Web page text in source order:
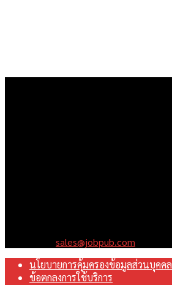
sales@jobpub.com
นโยบายการคุ้มครองข้อมูลส่วนบุคคล
ข้อตกลงการใช้บริการ